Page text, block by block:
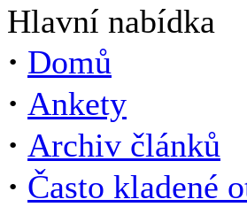
Hlavní nabídka
· Domů
· Ankety
· Archiv článků
· Často kladené